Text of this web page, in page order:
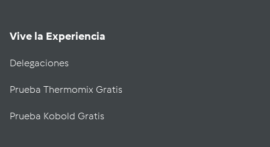
Vive la Experiencia
Delegaciones
Prueba Thermomix Gratis
Prueba Kobold Gratis